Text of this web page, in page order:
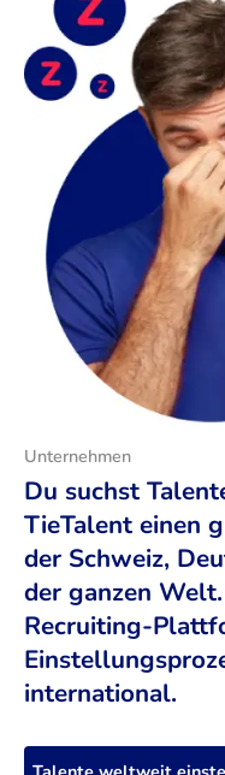
Unternehmen
Du suchst
TieTalent einen
der Schweiz,
der ganzen
Recruiting-
international.